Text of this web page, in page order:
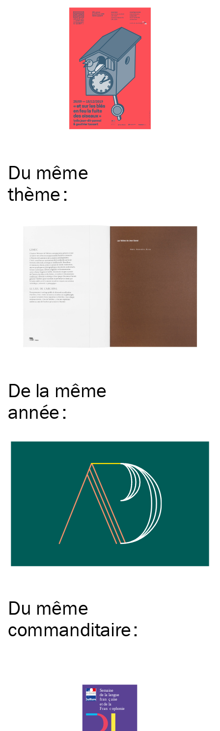
Du même
thème:
De la même
année:
Du même
commanditaire: